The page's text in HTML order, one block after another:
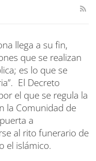
llega a su fin,
que se realizan
es lo que se
El Decreto
el que se regula la
la Comunidad de
a
al rito funerario de
el islámico.